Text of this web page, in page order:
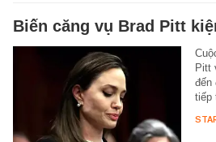
Biến căng vụ Brad Pitt
Pitt
đến
tiếp